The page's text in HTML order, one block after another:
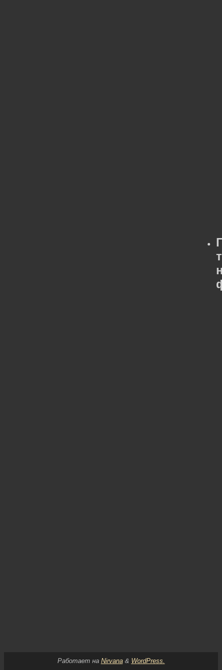
Работает на Nirvana& WordPress.